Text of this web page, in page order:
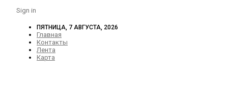
Sign in
ПЯТНИЦА, 7 АВГУСТА, 2026
Главная
Контакты
Лента
Карта